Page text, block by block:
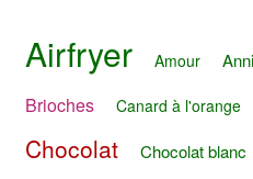
Airfryer Amour
Brioches
Canard à l'orange
Chocolat Chocolat blanc